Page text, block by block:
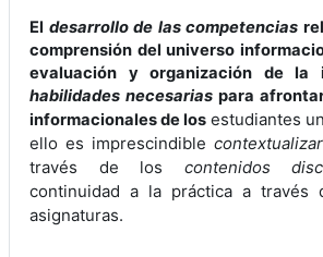
El desarrollo de las competencias
comprensión del universo
evaluación y organización de la
habilidades necesarias para
informacionales de los estudiantes
ello es imprescindible
través de los contenidos
continuidad a la práctica a través
asignaturas.